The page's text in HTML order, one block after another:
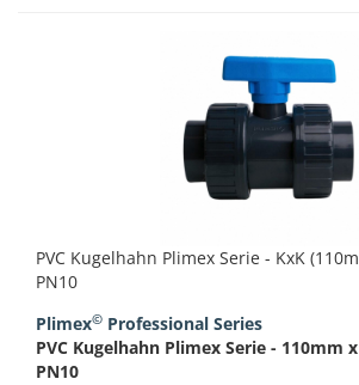
PVC Kugelhahn Plimex Serie - KxK
PN10
Plimex© Professional Series
PVC Kugelhahn Plimex Serie - 110mm
PN10